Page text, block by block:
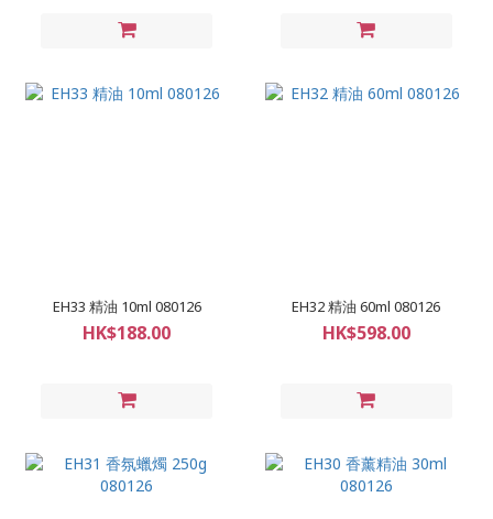
EH33 精油 10ml 080126
HK$188.00
EH32 精油 60ml 080126
HK$598.00